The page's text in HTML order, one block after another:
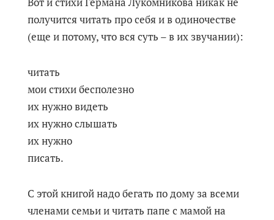
получится читать про себя и в одиночестве
(еще и потому, что вся суть – в их звучании):
читать
мои стихи бесполезно
их нужно видеть
их нужно слышать
их нужно
писать.
С этой книгой надо бегать по дому за всеми
членами семьи и читать папе с мамой на